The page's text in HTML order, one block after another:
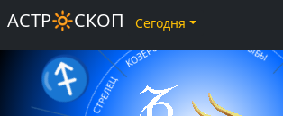
♐СТРЕЛЕЦ
КОЗЕРОГ РЫБЫ
АСТР🔆СКОП Сегодня